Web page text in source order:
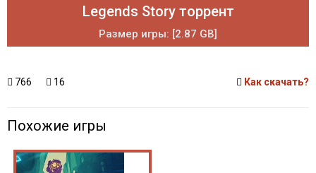
Legends Story торрент
Размер игры: [2.87 GB]
766 16 Как скачать?
Похожие игры